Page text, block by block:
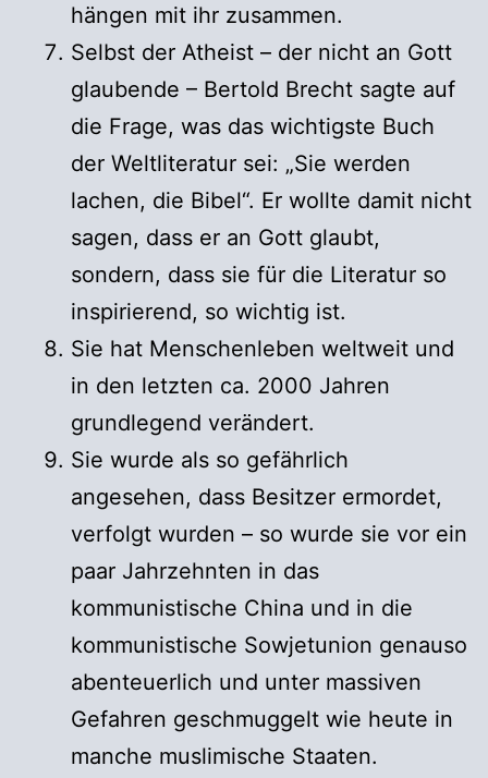
hängen mit ihr zusammen.
Selbst der Atheist – der nicht an Gott
glaubende – Bertold Brecht sagte auf
die Frage, was das wichtigste Buch
der Weltliteratur sei: „Sie werden
lachen, die Bibel“. Er wollte damit nicht
sagen, dass er an Gott glaubt,
sondern, dass sie für die Literatur so
inspirierend, so wichtig ist.
Sie hat Menschenleben weltweit und
in den letzten ca. 2000 Jahren
grundlegend verändert.
Sie wurde als so gefährlich
angesehen, dass Besitzer ermordet,
verfolgt wurden – so wurde sie vor ein
paar Jahrzehnten in das
kommunistische China und in die
kommunistische Sowjetunion genauso
abenteuerlich und unter massiven
Gefahren geschmuggelt wie heute in
manche muslimische Staaten.